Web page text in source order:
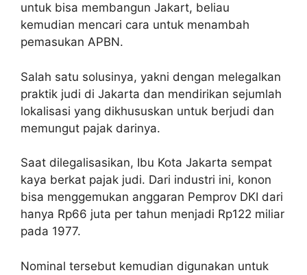
untuk bisa membangun Jakart, beliau
kemudian mencari cara untuk menambah
pemasukan APBN.
Salah satu solusinya, yakni dengan melegalkan
praktik judi di Jakarta dan mendirikan sejumlah
lokalisasi yang dikhususkan untuk berjudi dan
memungut pajak darinya.
Saat dilegalisasikan, Ibu Kota Jakarta sempat
kaya berkat pajak judi. Dari industri ini, konon
bisa menggemukan anggaran Pemprov DKI dari
hanya Rp66 juta per tahun menjadi Rp122 miliar
pada 1977.
Nominal tersebut kemudian digunakan untuk